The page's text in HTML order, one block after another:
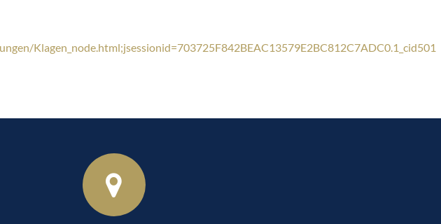
Klagen_node.html;jsessionid=703725F842BEAC13579E2BC812C7ADC0.1_cid501